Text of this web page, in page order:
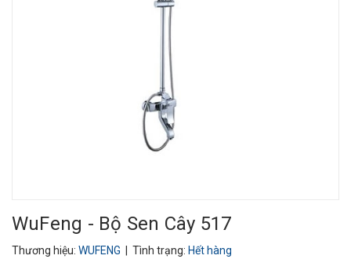
WuFeng - Bộ Sen Cây 517
Thương hiệu: WUFENG | Tình trạng: Hết hàng